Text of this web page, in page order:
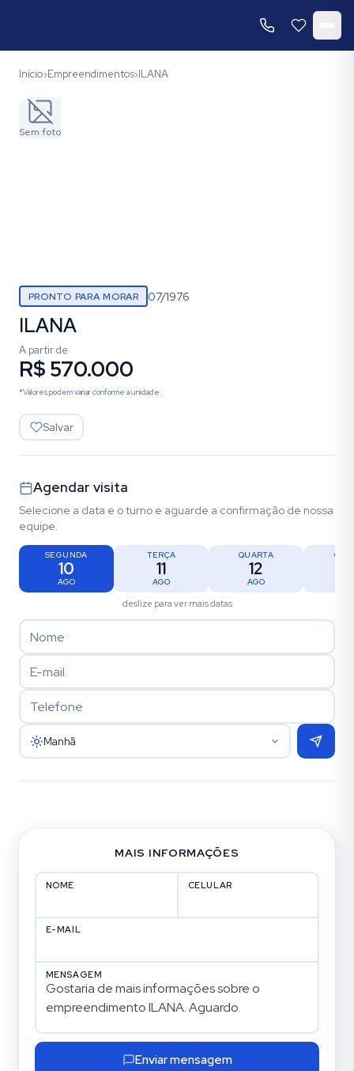
Início›Empreendimentos›ILANA
Sem foto
PRONTO PARA MORAR 07/1976
ILANA
A partir de
R$ 570.000
*Valores podem variar conforme a unidade.
Salvar
Agendar visita
Selecione a data e o turno e aguarde a confirmação de nossa
equipe.
SEGUNDA
10
AGO
TERÇA
11
AGO
QUARTA
12
AGO
deslize para ver mais datas
Manhã
MAIS INFORMAÇÕES
NOME CELULAR
E-MAIL
MENSAGEM
Enviar mensagem